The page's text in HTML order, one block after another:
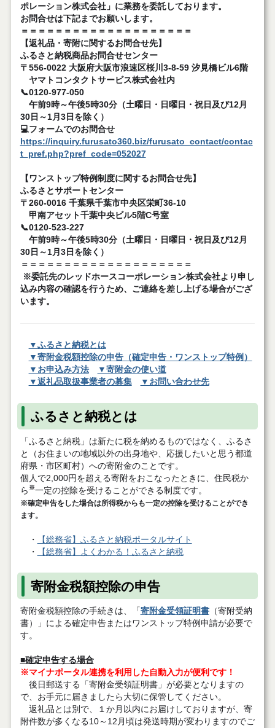
ポレーション株式会社」に業務を委託しております。
お問合せは下記までお願いします。
＝＝＝＝＝＝＝＝＝＝＝＝＝＝＝＝＝＝＝＝
【返礼品・寄附に関するお問合せ先】
ふるさと納税商品お問合せセンター
〒556-0022 大阪府大阪市浪速区桜川3-8-59 汐見橋ビル6階
ヤマトコンタクトサービス株式会社内
📞0120-977-050
午前9時～午後5時30分（土曜日・日曜日・祝日及び12月
30日～1月3日を除く）
💻フォームでのお問合せ
https://inquiry.furusato360.biz/furusato_contact/contac
t_pref.php?pref_code=052027
【ワンストップ特例制度に関するお問合せ先】
ふるさとサポートセンター
〒260-0016 千葉県千葉市中央区栄町36-10
甲南アセット千葉中央ビル5階C号室
📞0120-523-227
午前9時～午後5時30分（土曜日・日曜日・祝日及び12月
30日～1月3日を除く）
＝＝＝＝＝＝＝＝＝＝＝＝＝＝＝＝＝＝＝＝
※委託先のレッドホースコーポレーション株式会社より申し
込み内容の確認を行うため、ご連絡を差し上げる場合がござ
います。
▼ふるさと納税とは
▼寄附金税額控除の申告（確定申告・ワンストップ特例）
▼お申込み方法
▼寄附金の使い道
▼返礼品取扱事業者の募集
▼お問い合わせ先
ふるさと納税とは
「ふるさと納税」は新たに税を納めるものではなく、ふるさ
と（お住まいの地域以外の出身地や、応援したいと思う都道
府県・市区町村）への寄附金のことです。
個人で2,000円を超える寄附をおこなったときに、住民税か
ら ※一定の控除を受けることができる制度です。
※確定申告をした場合は所得税からも一定の控除を受けることができ
ます。​​​​​​
・
【総務省】ふるさと納税ポータルサイト
・
【総務省】よくわかる！ふるさと納税
寄附金税額控除の申告
寄附金税額控除の手続きは、「 寄附金受領証明書（寄附受納
書）」による確定申告またはワンストップ特例申請が必要で
す。
■確定申告する場合
※マイナポータル連携を利用した自動入力が便利です！
後日郵送する「寄附金受領証明書」が必要となりますの
で、お手元に届きましたら大切に保管してください。
返礼品とは別で、１か月以内にお届けしておりますが、寄
附件数が多くなる10～12月頃は発送時期が変わりますのでご